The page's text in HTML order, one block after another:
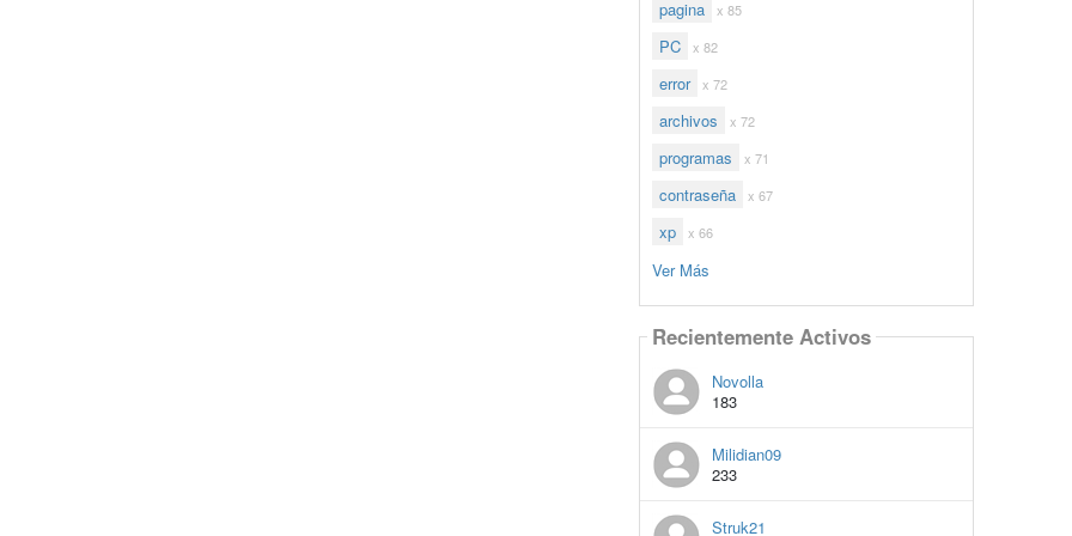
pagina x 85
PC x 82
error x 72
archivos x 72
programas x 71
contraseña x 67
xp x 66
Ver Más
Recientemente Activos
Novolla
183
Milidian09
233
Struk21